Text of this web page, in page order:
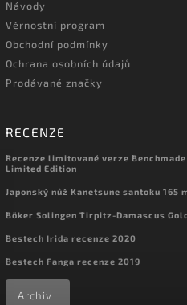
Návody
Věrnostní program
Obchodní podmínky
Ochrana osobních údajů
Prodávané značky
RECENZE
Recenze limitované verze
Limited Edition
Japonský nůž Kanetsune santoku
Böker Solingen Tirpitz-Damascus
Bestech Irida recenze 2020
Bestech Fanga recenze 2019
Archiv